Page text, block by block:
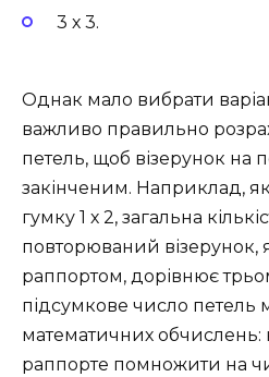
3 х 3.
Однак мало вибрати
важливо правильно
петель, щоб візерунок на
закінченим. Наприклад,
гумку 1 х 2, загальна
повторюваний візерунок,
раппортом, дорівнює
підсумкове число петель
математичних обчислень:
раппорте помножити на